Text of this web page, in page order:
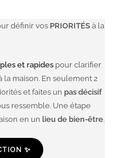
définir vos PRIORITÉS à la
et rapidespour clarifier
maison. En seulement 2
et faites un pas décisif
ressemble. Une étape
en un lieu de bien-être.
✨